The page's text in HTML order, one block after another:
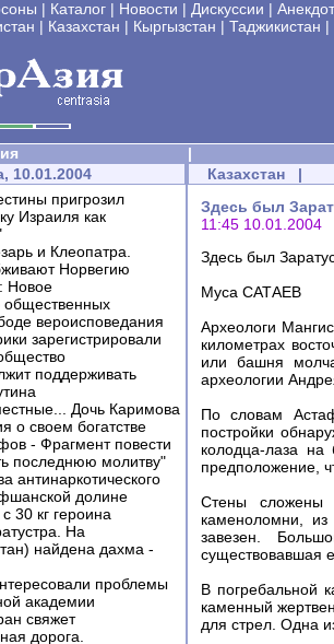
| Каталог | Новости | Дискуссии |
| Казахстан | Кыргызстан | Таджикистан |
|
10.01.2004
пригрозил
Израиля как
и Клеопатра.
Норвегию
Новое
общественных
вероисповедания
зарегистрировали
поддерживать
Дочь Каримова
о своем богатстве
- Фрагмент повести
последнюю молитву"
антинаркотического
долине
30 кг героина
На
найдена дахма -
проблемы
академии
свяжет
дорога.
Казахстан |
Здесь был
11:45 10.01.2004
Здесь был
Муса САТАЕВ
Археологи
километрах
или башня
археологии
По словам
постройки
колодца-лаза
предположение,
Стены сложены
каменоломни, из
завезен.
существовавшая
В погребальной
каменный
для стрел. Одна